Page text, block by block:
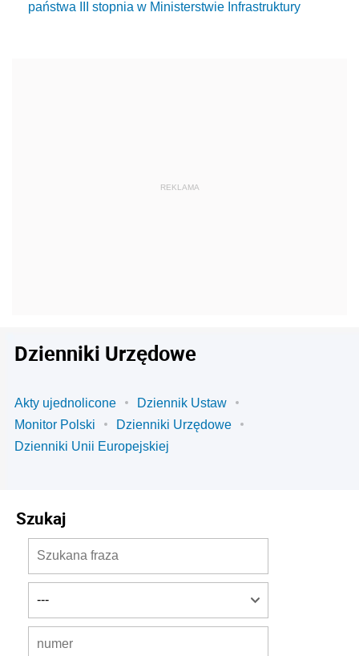
państwa III stopnia w Ministerstwie Infrastruktury
Dzienniki Urzędowe
Akty ujednolicone
Dziennik Ustaw
Monitor Polski
Dzienniki Urzędowe
Dzienniki Unii Europejskiej
Szukaj